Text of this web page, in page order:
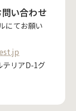
い合わせ
にてお願い
テリアD-1グ